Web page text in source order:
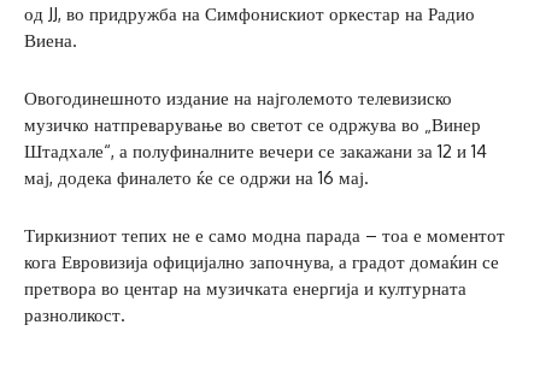
од JJ, во придружба на Симфонискиот оркестар на Радио
Виена.
Овогодинешното издание на најголемото телевизиско
музичко натпреварување во светот се одржува во „Винер
Штадхале“, а полуфиналните вечери се закажани за 12 и 14
мај, додека финалето ќе се одржи на 16 мај.
Тиркизниот тепих не е само модна парада – тоа е моментот
кога Евровизија официјално започнува, а градот домаќин се
претвора во центар на музичката енергија и културната
разноликост.